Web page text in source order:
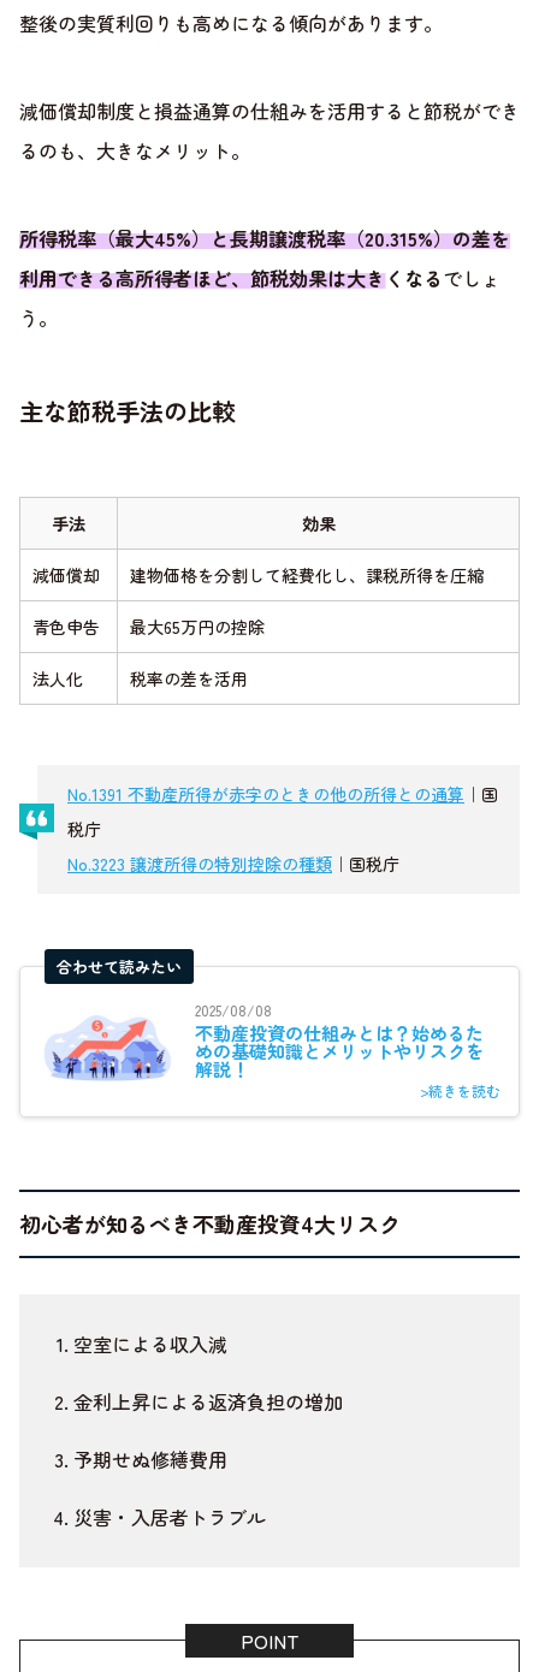
整後の実質利回りも高めになる傾向があります。
減価償却制度と損益通算の仕組みを活用すると節税ができ
るのも、大きなメリット。
所得税率（最大45%）と長期譲渡税率（20.315%）の差を
利用できる高所得者ほど、節税効果は大きくなるでしょ
う。
主な節税手法の比較
手法 効果
減価償却 建物価格を分割して経費化し、課税所得を圧縮
青色申告 最大65万円の控除
法人化 税率の差を活用
No.1391 不動産所得が赤字のときの他の所得との通算 ｜国
税庁
No.3223 譲渡所得の特別控除の種類 ｜国税庁
合わせて読みたい
2025/08/08
不動産投資の仕組みとは？始めるた
めの基礎知識とメリットやリスクを
解説！
>続きを読む
初心者が知るべき不動産投資4大リスク
空室による収入減
金利上昇による返済負担の増加
予期せぬ修繕費用
災害・入居者トラブル